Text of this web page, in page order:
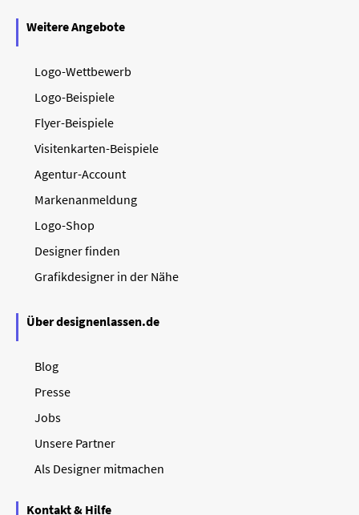
Weitere Angebote
Logo-Wettbewerb
Logo-Beispiele
Flyer-Beispiele
Visitenkarten-Beispiele
Agentur-Account
Markenanmeldung
Logo-Shop
Designer finden
Grafikdesigner in der Nähe
Über designenlassen.de
Blog
Presse
Jobs
Unsere Partner
Als Designer mitmachen
Kontakt & Hilfe